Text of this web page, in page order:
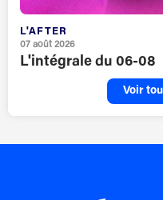
L'AFTER
07 août 2026
L'intégrale du 06-08
Voir